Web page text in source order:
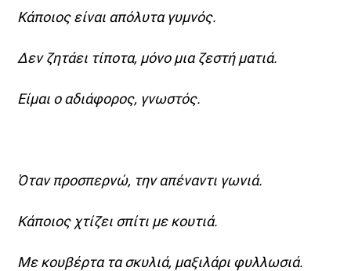
Κάποιος είναι απόλυτα γυμνός.
Δεν ζητάει τίποτα, μόνο μια ζεστή ματιά.
Είμαι ο αδιάφορος, γνωστός.
Όταν προσπερνώ, την απέναντι γωνιά.
Κάποιος χτίζει σπίτι με κουτιά.
Με κουβέρτα τα σκυλιά, μαξιλάρι φυλλωσιά.